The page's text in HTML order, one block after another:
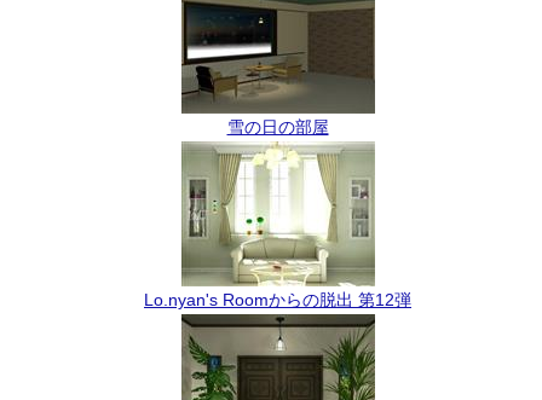
雪の日の部屋
Lo.nyan's Roomからの脱出 第12弾